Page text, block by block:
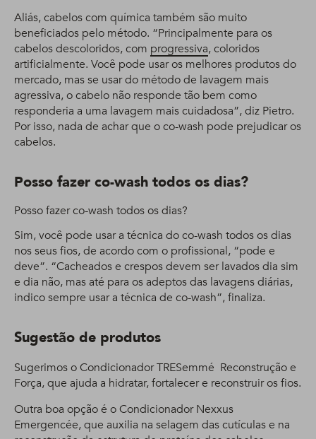
Aliás, cabelos com química também são muito
beneficiados pelo método. “Principalmente para os
cabelos descoloridos, com progressiva, coloridos
artificialmente. Você pode usar os melhores produtos do
mercado, mas se usar do método de lavagem mais
agressiva, o cabelo não responde tão bem como
responderia a uma lavagem mais cuidadosa”, diz Pietro.
Por isso, nada de achar que o co-wash pode prejudicar os
cabelos.
Posso fazer co-wash todos os dias?
Posso fazer co-wash todos os dias?
Sim, você pode usar a técnica do co-wash todos os dias
nos seus fios, de acordo com o profissional, “pode e
deve”. “Cacheados e crespos devem ser lavados dia sim
e dia não, mas até para os adeptos das lavagens diárias,
indico sempre usar a técnica de co-wash”, finaliza.
Sugestão de produtos
Sugerimos o Condicionador TRESemmé Reconstrução e
Força, que ajuda a hidratar, fortalecer e reconstruir os fios.
Outra boa opção é o Condicionador Nexxus
Emergencée, que auxilia na selagem das cutículas e na